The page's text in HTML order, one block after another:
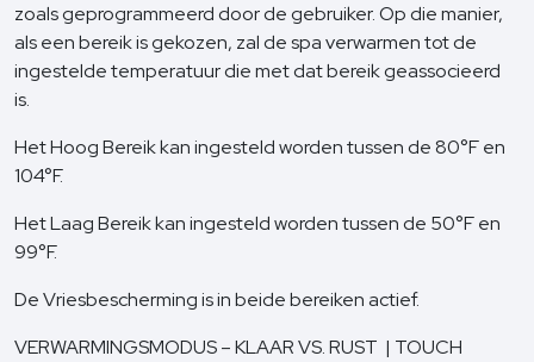
zoals geprogrammeerd door de gebruiker. Op die manier,
als een bereik is gekozen, zal de spa verwarmen tot de
ingestelde temperatuur die met dat bereik geassocieerd
is.
Het Hoog Bereik kan ingesteld worden tussen de 80°F en
104°F.
Het Laag Bereik kan ingesteld worden tussen de 50°F en
99°F.
De Vriesbescherming is in beide bereiken actief.
VERWARMINGSMODUS – KLAAR VS. RUST | TOUCH